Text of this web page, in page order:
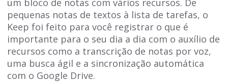
pequenas notas de textos à lista de tarefas, o
Keep foi feito para você registrar o que é
importante para o seu dia a dia com o auxílio de
recursos como a transcrição de notas por voz,
uma busca ágil e a sincronização automática
com o Google Drive.